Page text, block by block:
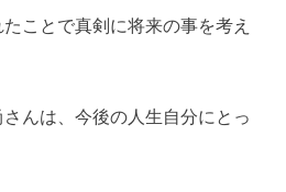
ことで真剣に将来の事を考え
んは、今後の人生自分にとっ